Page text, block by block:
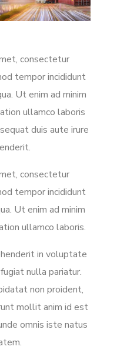
consectetur
tempor incididunt
Ut enim ad minim
ullamco laboris
duis aute irure
consectetur
tempor incididunt
Ut enim ad minim
ullamco laboris.
in voluptate
nulla pariatur.
non proident,
mollit anim id est
omnis iste natus